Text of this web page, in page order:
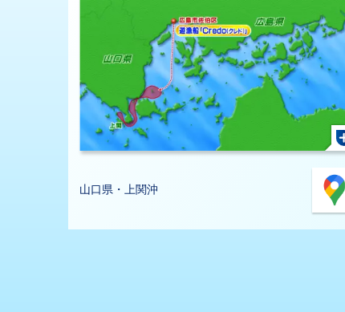
山口県・上関沖